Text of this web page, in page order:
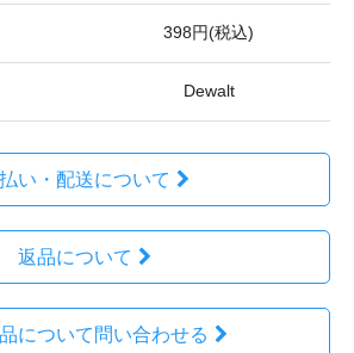
398円(税込)
Dewalt
い・配送について
返品について
について問い合わせる